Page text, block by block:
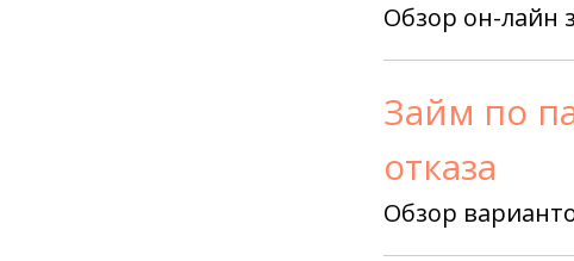
Обзор он-лайн
Займ по
отказа
Обзор